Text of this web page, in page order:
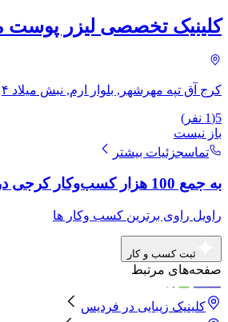
کلینیک تخصصی لیزر پوست
کرج آق تپه مهرشهر, بلوار ارم, نبش میلاد ۴
5
(
1 نفر)
باز نیست
تماسجزئیات بیشتر
به جمع 100 هزار کسب‌وکار کرجی در راویل بپیوندید
راویل راوی برترین کسب وکار ها
ثبت کسب و کار
صفحه‌های مرتبط
کلینیک زیبایی در فردیس